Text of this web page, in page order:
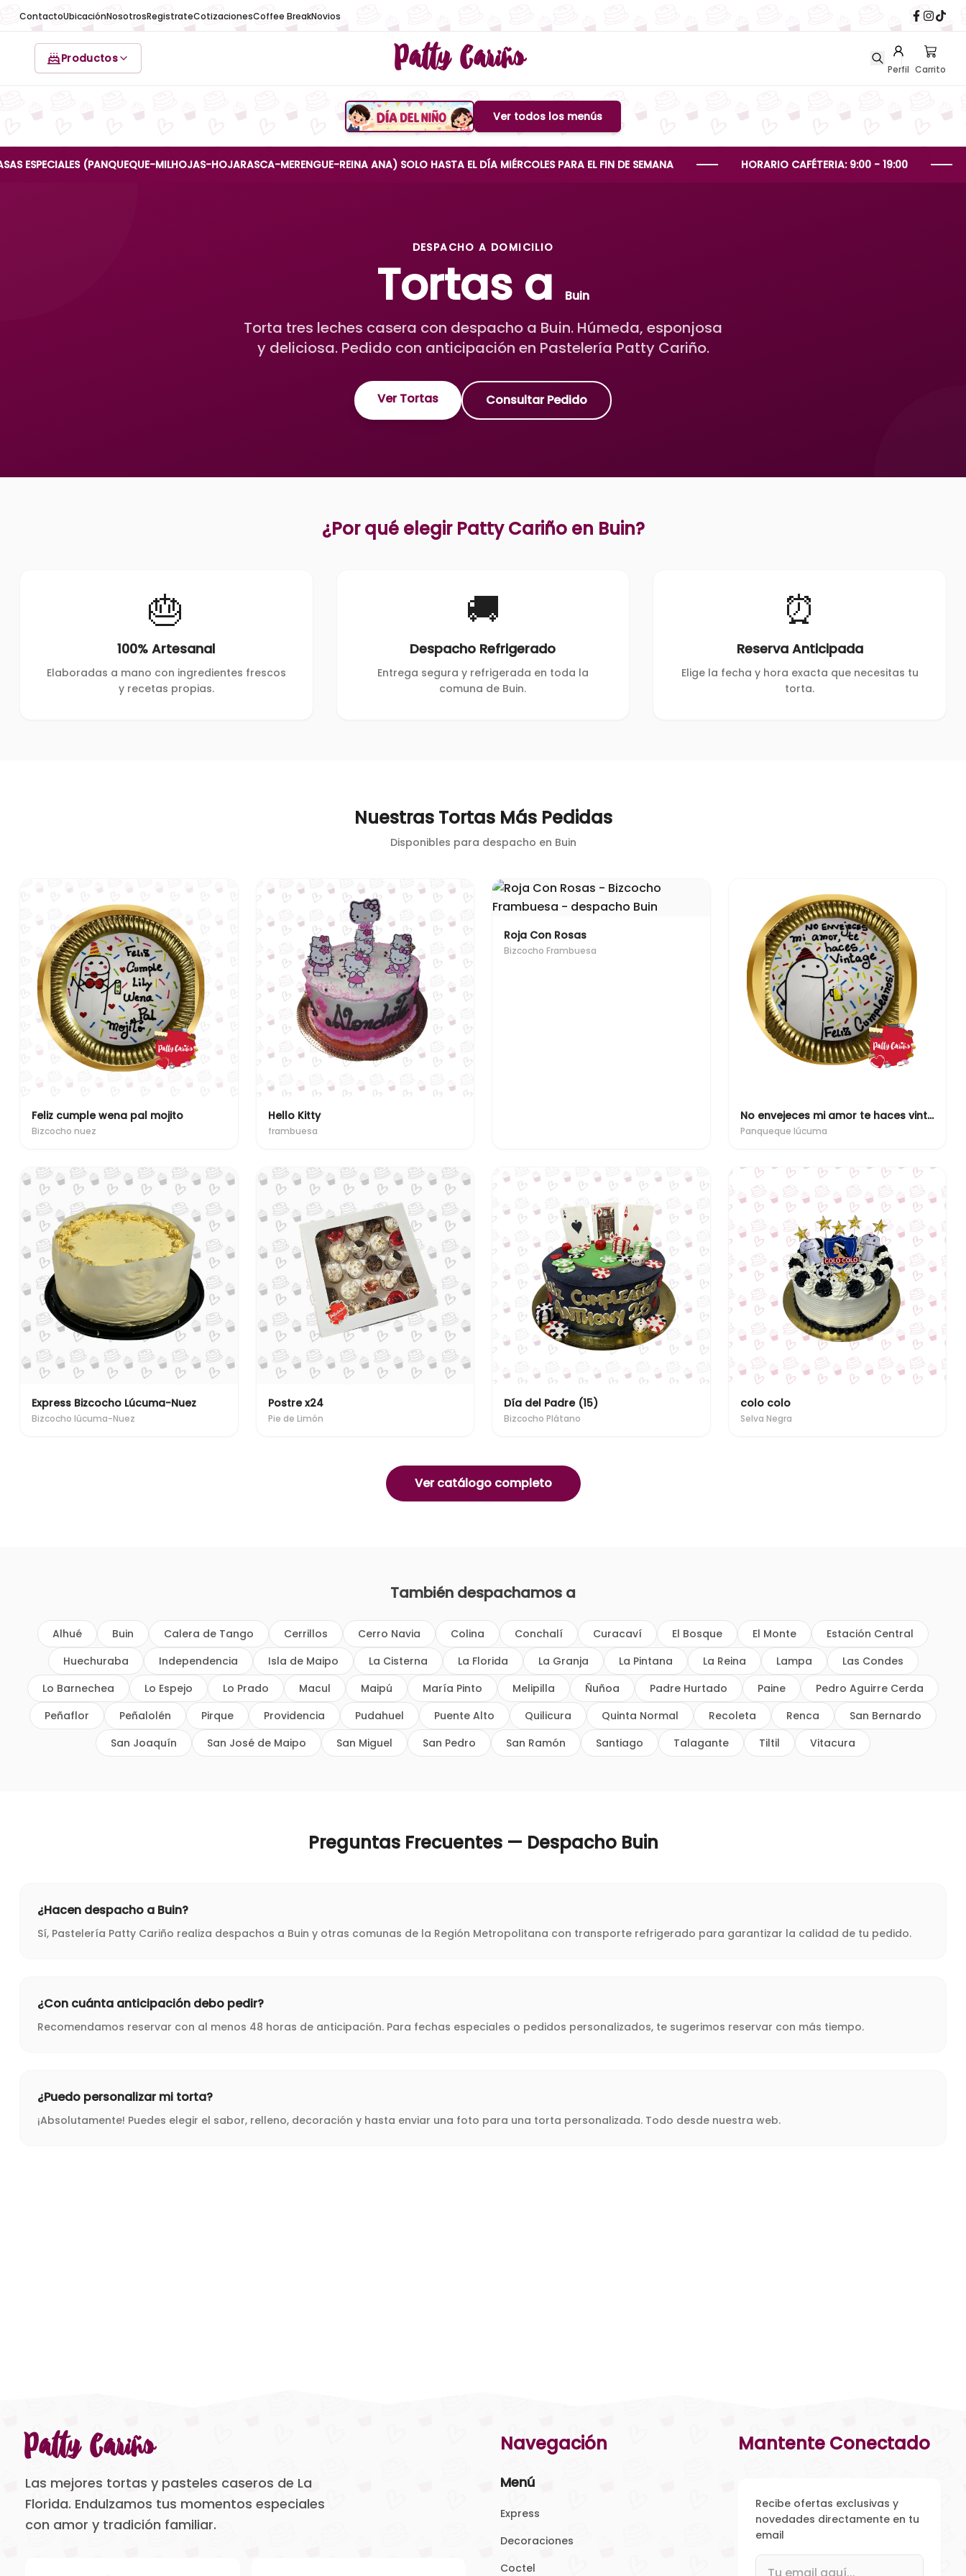
ContactoUbicaciónNosotrosRegistrateCotizacionesCoffee BreakNovios
Productos Patty Cariño Perfil Carrito
Boton de menuVer todos los menús
(PANQUEQUE-MILHOJAS-HOJARASCA-MERENGUE-REINA ANA) SOLO HASTA EL DÍA MIÉRCOLES PARA EL FIN DE SEMANA HORARIO CAFÉTERIA: 9:00 - 19:00
DESPACHO A DOMICILIO
Tortas a Buin
Torta tres leches casera con despacho a Buin. Húmeda, esponjosa
y deliciosa. Pedido con anticipación en Pastelería Patty Cariño.
Ver Tortas Consultar Pedido
¿Por qué elegir Patty Cariño en Buin?
🎂
100% Artesanal
Elaboradas a mano con ingredientes frescos
y recetas propias.
🚚
Despacho Refrigerado
Entrega segura y refrigerada en toda la
comuna de Buin.
⏰
Reserva Anticipada
Elige la fecha y hora exacta que necesitas tu
torta.
Nuestras Tortas Más Pedidas
Disponibles para despacho en Buin
Feliz cumple wena pal mojito
Bizcocho nuez
Hello Kitty
frambuesa
Roja Con Rosas
Bizcocho Frambuesa
No envejeces mi amor te haces vintage
Panqueque lúcuma
Express Bizcocho Lúcuma-Nuez
Bizcocho lúcuma-Nuez
Postre x24
Pie de Limón
Día del Padre (15)
Bizcocho Plátano
colo colo
Selva Negra
Ver catálogo completo
También despachamos a
Alhué Buin Calera de Tango Cerrillos Cerro Navia Colina Conchalí Curacaví El Bosque El Monte
Estación Central
Huechuraba
Independencia Isla de Maipo La Cisterna La Florida La Granja La Pintana La Reina Lampa
Las Condes
Lo Barnechea
Lo Espejo Lo Prado Macul Maipú María Pinto Melipilla Ñuñoa Padre Hurtado Paine
Pedro Aguirre Cerda
Peñaflor
Peñalolén Pirque Providencia Pudahuel Puente Alto Quilicura Quinta Normal Recoleta Renca
San Bernardo
San Joaquín
San José de Maipo San Miguel San Pedro San Ramón Santiago Talagante Tiltil Vitacura
Preguntas Frecuentes — Despacho Buin
¿Hacen despacho a Buin?
Sí, Pastelería Patty Cariño realiza despachos a Buin y otras comunas de la Región Metropolitana con transporte refrigerado para garantizar la calidad de tu pedido.
¿Con cuánta anticipación debo pedir?
Recomendamos reservar con al menos 48 horas de anticipación. Para fechas especiales o pedidos personalizados, te sugerimos reservar con más tiempo.
¿Puedo personalizar mi torta?
¡Absolutamente! Puedes elegir el sabor, relleno, decoración y hasta enviar una foto para una torta personalizada. Todo desde nuestra web.
Patty Cariño
Las mejores tortas y pasteles caseros de La
Florida. Endulzamos tus momentos especiales
con amor y tradición familiar.
Navegación
Menú
Express
Decoraciones
Coctel
Mantente Conectado
Recibe ofertas exclusivas y
novedades directamente en tu
email